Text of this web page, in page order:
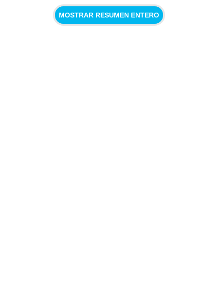
MOSTRAR RESUMEN ENTERO